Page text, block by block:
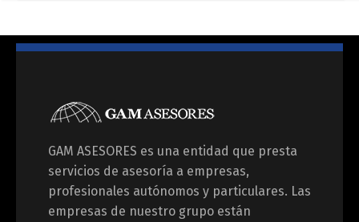
GAM ASESORES es una entidad que presta
servicios de asesoría a empresas,
profesionales autónomos y particulares. Las
empresas de nuestro grupo están